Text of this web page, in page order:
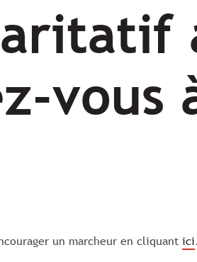
vous
un marcheur en cliquant ici.